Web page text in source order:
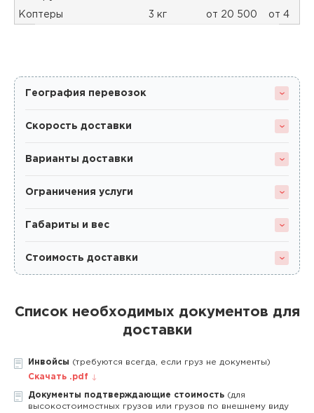
Коптеры 3 кг от 20 500 от 4
География перевозок
Скорость доставки
Варианты доставки
Ограничения услуги
Габариты и вес
Стоимость доставки
Список необходимых документов для
доставки
Инвойсы (требуются всегда, если груз не документы)
Скачать .pdf
Документы подтверждающие стоимость (для
высокостоимостных грузов или грузов по внешнему виду